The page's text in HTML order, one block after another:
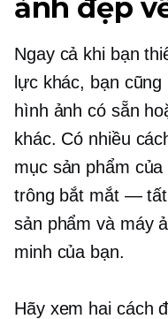
ảnh đẹp
Ngay cả khi bạn
lực khác, bạn
hình ảnh có sẵn
khác. Có nhiều
mục sản phẩm
trông bắt mắt —
sản phẩm và máy
minh của bạn.
Hãy xem hai cách